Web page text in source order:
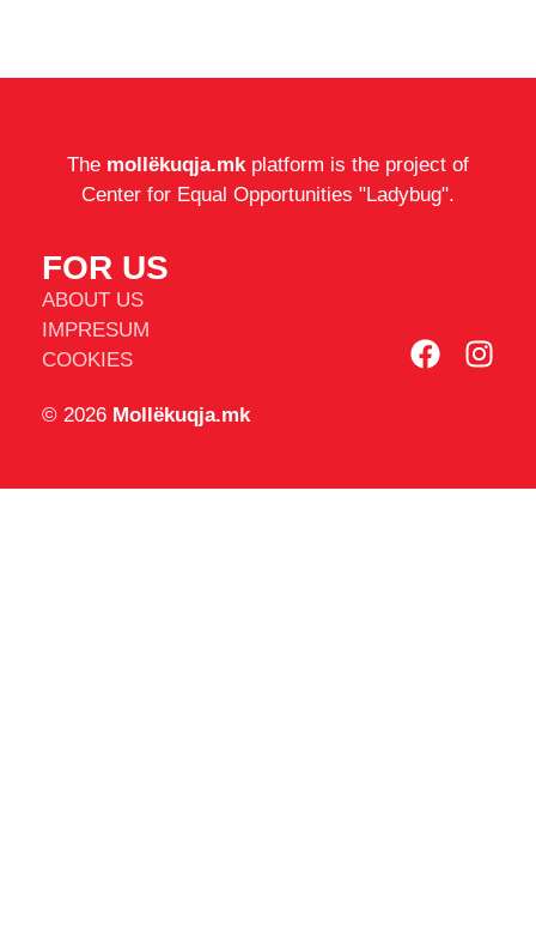
The mollëkuqja.mkplatform is the project of
Center for Equal Opportunities "Ladybug".
FOR US
ABOUT US
IMPRESUM
COOKIES
© 2026 Mollëkuqja.mk